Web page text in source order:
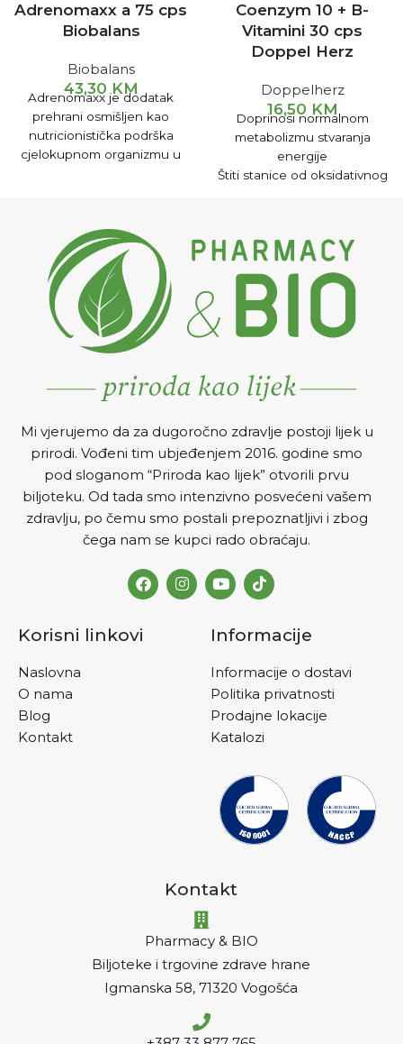
Adrenomaxx a 75 cps
Biobalans
Biobalans
43,30KM
Adrenomaxx je dodatak
prehrani osmišljen kao
nutricionistička podrška
cjelokupnom organizmu u
nakon njih.
Coenzym 10 + B-
Vitamini 30 cps
Doppel Herz
Doppelherz
16,50 KM
Doprinosi normalnom
metabolizmu stvaranja
energije
Štiti stanice od oksidativnog
izdržljivost, moždane
funkcije i pamćenje
Za pravilnu funkciju srca,
smanjuje rizik od
ateroskleroze.
Mi vjerujemo da za dugoročno zdravlje postoji lijek u
prirodi. Vođeni tim ubjeđenjem 2016. godine smo
pod sloganom “Priroda kao lijek” otvorili prvu
biljoteku. Od tada smo intenzivno posvećeni vašem
zdravlju, po čemu smo postali prepoznatljivi i zbog
čega nam se kupci rado obraćaju.
Korisni linkovi
Naslovna
O nama
Blog
Kontakt
Informacije
Informacije o dostavi
Politika privatnosti
Prodajne lokacije
Katalozi
Kontakt
Pharmacy & BIO
Biljoteke i trgovine zdrave hrane
Igmanska 58, 71320 Vogošća